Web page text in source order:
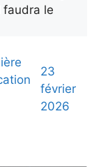
faudra le
23
février
2026